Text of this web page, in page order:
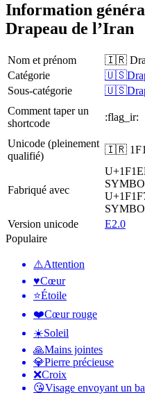
Information
Drapeau de l’Iran
Nom et prénom
🇮🇷
Catégorie
Sous-catégorie
Comment taper un
shortcode
:flag_ir:
Unicode (pleinement
qualifié)
🇮🇷
Fabriqué avec
Version unicode
E2.0
Populaire
⚠️Attention
♥️Cœur
⭐Étoile
❤️Cœur rouge
☀️Soleil
🙏Mains jointes
💎Pierre précieuse
❌Croix
😘Visage envoyant un